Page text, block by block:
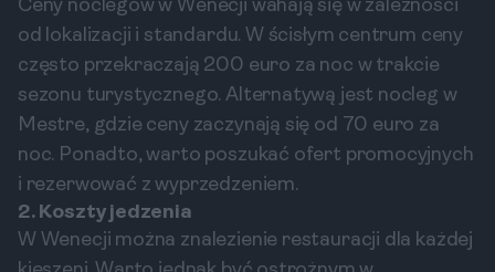
Ceny noclegów w Wenecji wahają się w zależności
od lokalizacji i standardu. W ścisłym centrum ceny
często przekraczają 200 euro za noc w trakcie
sezonu turystycznego. Alternatywą jest nocleg w
Mestre, gdzie ceny zaczynają się od 70 euro za
noc. Ponadto, warto poszukać ofert promocyjnych
i rezerwować z wyprzedzeniem.
2. Koszty jedzenia
W Wenecji można znalezienie restauracji dla każdej